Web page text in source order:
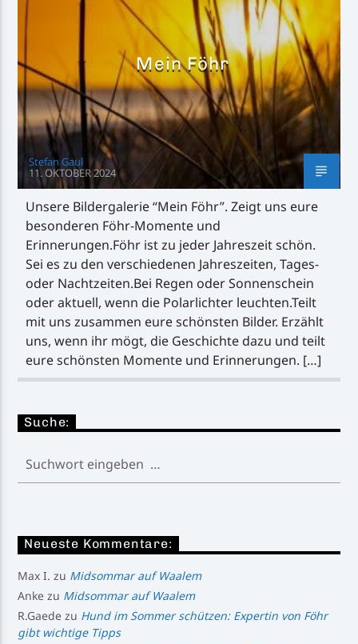
Inselradio Föhr
Handystream
Mein Föhr
Stefan Gaul
11. OKTOBER 2024
Unsere Bildergalerie “Mein Föhr”. Zeigt uns eure
besonderen Föhr-Momente und
Erinnerungen.Föhr ist zu jeder Jahreszeit schön.
Sei es zu den verschiedenen Jahreszeiten, Tages-
oder Nachtzeiten.Bei Regen oder Sonnenschein
oder aktuell, wenn die Polarlichter leuchten.Teilt
mit uns zusammen eure schönsten Bilder. Erzählt
uns, wenn ihr mögt, die Geschichte dazu und teilt
eure schönsten Momente und Erinnerungen. […]
Suche:
Neueste Kommentare:
Max I. zu Midsommar auf Waalem
Anke zu Midsommar auf Waalem
R.Gaede zu Hund im Sommer schützen: Expertin von Föhr
gibt wichtige Tipps